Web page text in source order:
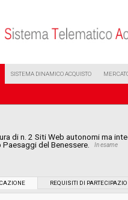
SISTEMA DINAMICO ACQUISTO
di n. 2 Siti Web autonomi ma
del Benessere.
In esame
REQUISITI DI